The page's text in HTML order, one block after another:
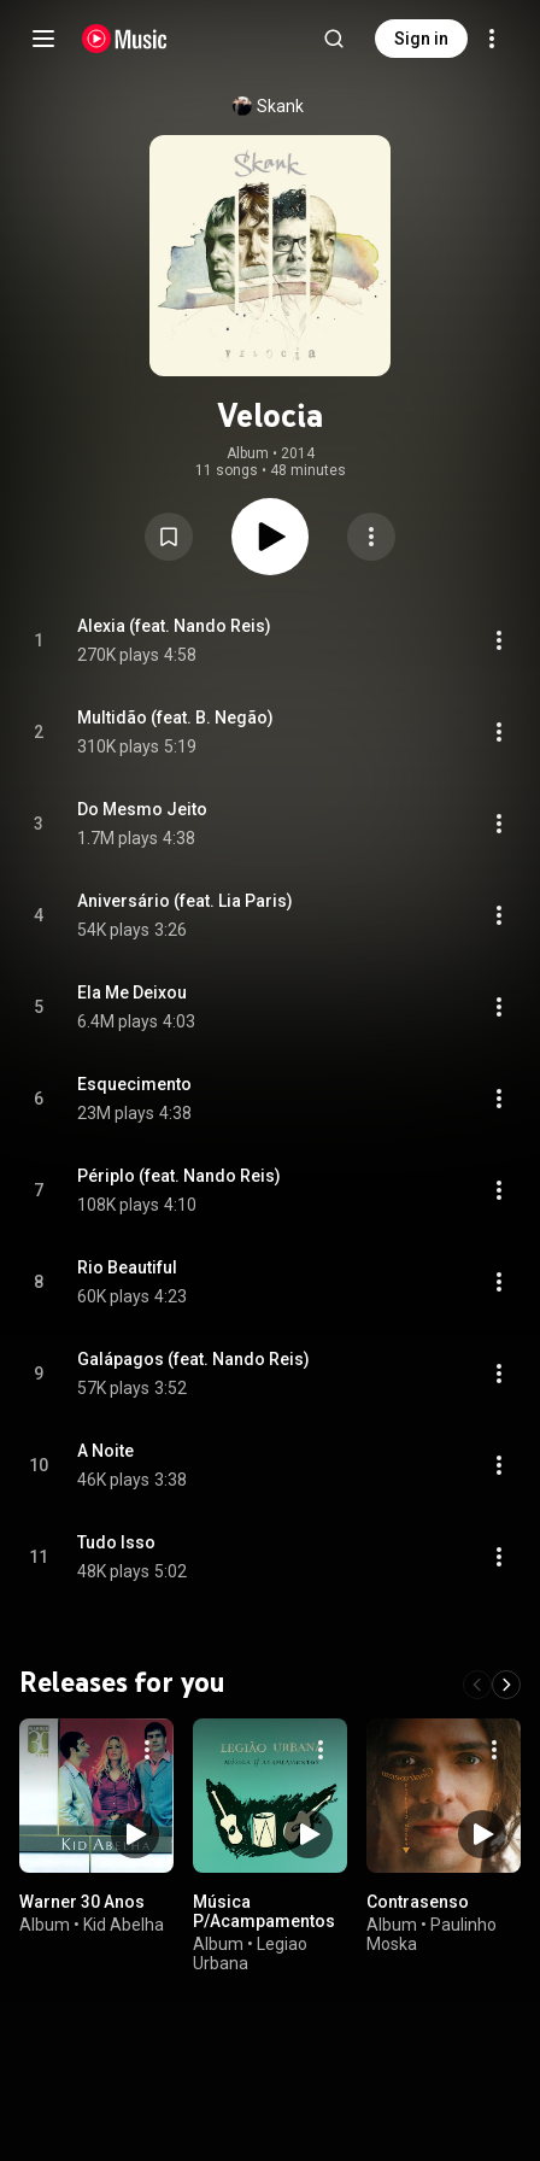
Sign in
Skank
Velocia
Album • 2014
11 songs • 48 minutes
1
Alexia (feat. Nando Reis)
270K plays 4:58
2
Multidão (feat. B. Negão)
310K plays 5:19
3
Do Mesmo Jeito
1.7M plays 4:38
4
Aniversário (feat. Lia Paris)
54K plays 3:26
5
Ela Me Deixou
6.4M plays 4:03
6
Esquecimento
23M plays 4:38
7
Périplo (feat. Nando Reis)
108K plays 4:10
8
Rio Beautiful
60K plays 4:23
9
Galápagos (feat. Nando Reis)
57K plays 3:52
10
A Noite
46K plays 3:38
11
Tudo Isso
48K plays 5:02
Releases for you
Warner 30 Anos
Album • Kid Abelha
Música
P/Acampamentos
Album •
Legiao
Urbana
Contrasenso
Album • Paulinho
Moska